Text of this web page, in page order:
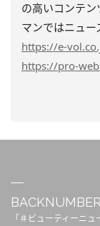
の高いコンテ
マンではニュー
https://e-
https://pro-
BACKNUMBER
「＃ビューティーニ